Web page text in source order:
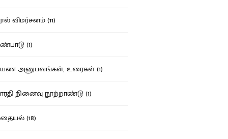
விமர்சனம் (11)
(1)
அனுபவங்கள், உரைகள் (1)
நினைவு நூற்றாண்டு (1)
(18)